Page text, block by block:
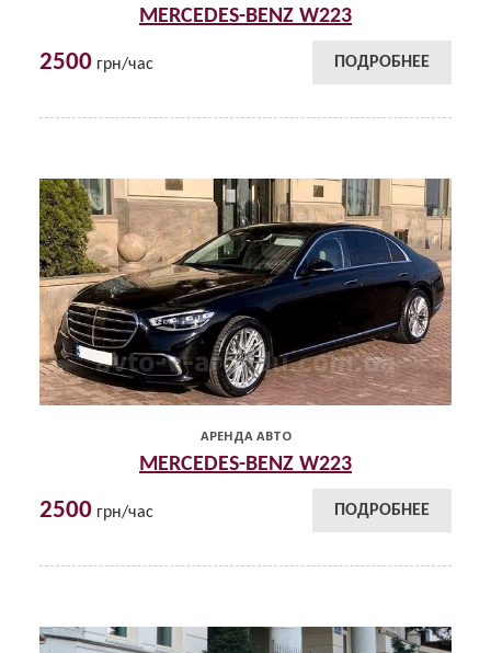
MERCEDES-BENZ W223
2500 грн/час ПОДРОБНЕЕ
АРЕНДА АВТО
MERCEDES-BENZ W223
2500 грн/час ПОДРОБНЕЕ